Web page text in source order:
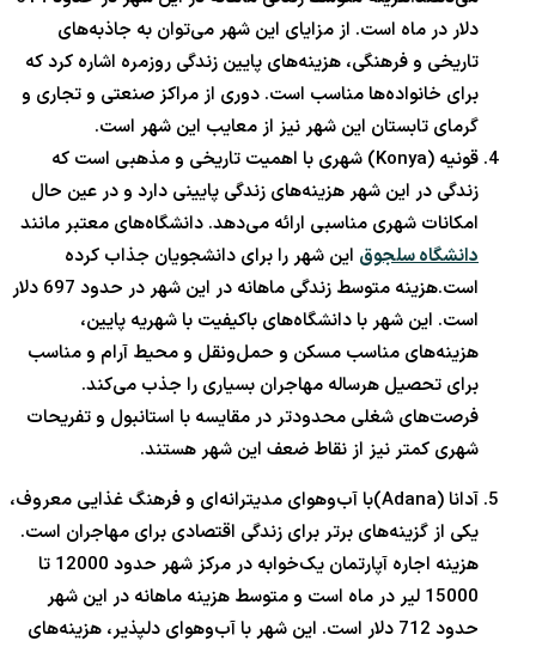
دلار در ماه است. از مزایای این شهر می‌توان به جاذبه‌های
تاریخی و فرهنگی، هزینه‌های پایین زندگی روزمره اشاره کرد که
برای خانواده‌ها مناسب است. دوری از مراکز صنعتی و تجاری و
گرمای تابستان این شهر نیز از معایب این شهر است.
قونیه (Konya) شهری با اهمیت تاریخی و مذهبی است که
زندگی در این شهر هزینه‌های زندگی پایینی دارد و در عین حال
امکانات شهری مناسبی ارائه می‌دهد. دانشگاه‌های معتبر مانند
دانشگاه سلجوق این شهر را برای دانشجویان جذاب کرده
است.هزینه متوسط زندگی ماهانه در این شهر در حدود 697 دلار
است. این شهر با دانشگاه‌های باکیفیت با شهریه پایین،
هزینه‌های مناسب مسکن و حمل‌ونقل و محیط آرام و مناسب
برای تحصیل هرساله مهاجران بسیاری را جذب می‌کند.
فرصت‌های شغلی محدودتر در مقایسه با استانبول و تفریحات
شهری کمتر نیز از نقاط ضعف این شهر هستند.
آدانا (Adana)با آب‌وهوای مدیترانه‌ای و فرهنگ غذایی معروف،
یکی از گزینه‌های برتر برای زندگی اقتصادی برای مهاجران است.
هزینه اجاره آپارتمان یک‌خوابه در مرکز شهر حدود 12000 تا
15000 لیر در ماه است و متوسط هزینه ماهانه در این شهر
حدود 712 دلار است. این شهر با آب‌وهوای دلپذیر، هزینه‌های